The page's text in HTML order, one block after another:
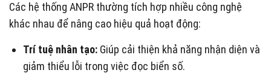
Các hệ thống ANPR thường tích hợp nhiều công nghệ
khác nhau để nâng cao hiệu quả hoạt động:
Trí tuệ nhân tạo: Giúp cải thiện khả năng nhận diện và
giảm thiểu lỗi trong việc đọc biển số.